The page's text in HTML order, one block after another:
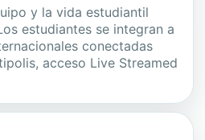
y la vida estudiantil
estudiantes se integran a
conectadas
acceso Live Streamed